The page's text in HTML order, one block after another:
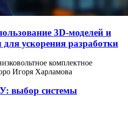
3D-моделей и
ускорения разработки
выбор системы